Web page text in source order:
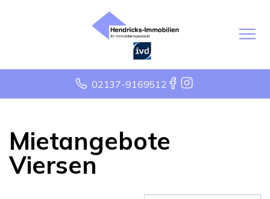
02137-9169512
Mietangebote
Viersen